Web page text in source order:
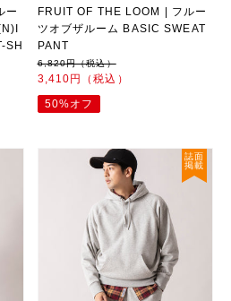
ー
SH
FRUIT OF THE LOOM | フルー
ツオブザルーム BASIC SWEAT
PANT
6,820円（税込）
3,410円（税込）
50%オフ
誌面
掲載